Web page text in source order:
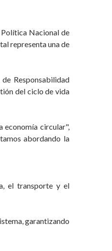
Nacional de
representa una de
Responsabilidad
del ciclo de vida
economía circular",
abordando la
el transporte y el
garantizando